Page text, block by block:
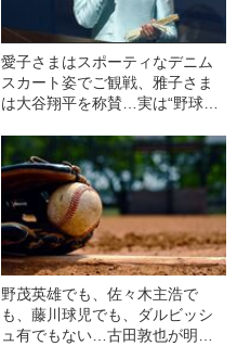
愛子さまはスポーティなデニム
スカート姿でご観戦、雅子さま
は大谷翔平を称賛…実は“野球好
野茂英雄でも、佐々木主浩で
も、藤川球児でも、ダルビッシ
ュ有でもない…古田敦也が明か